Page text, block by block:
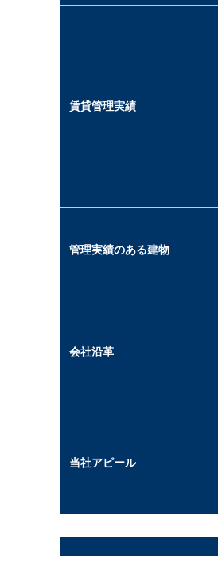
賃貸管理実績
管理実績のある建物
会社沿革
当社アピール